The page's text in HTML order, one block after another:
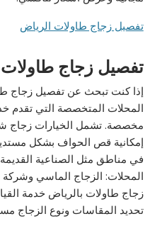
تفصيل زجاج طاولات الرياض
تفصيل زجاج طاولات
إذا كنت تبحث عن تفصيل زجاج
المحلات المتخصصة التي تقدم
مخصصة. تشمل الخيارات زجاج
إمكانية قص الحواف بشكل
في مناطق مثل الصناعية
المحلات: الزجاج الماسي
زجاج طاولات بالرياض خدمة
تحديد المقاسات ونوع الزجاج